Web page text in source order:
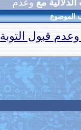
مع وعدم
الموضوع
وعدم قبول التوبة